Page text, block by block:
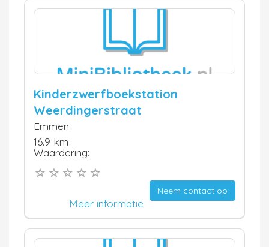
Kinderzwerfboekstation
Weerdingerstraat
Emmen
16.9 km
Waardering:
Neem contact op
Meer informatie